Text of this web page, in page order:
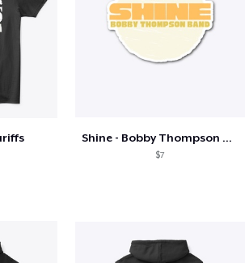
Shine - Bobby Thompson Band Merch
$7